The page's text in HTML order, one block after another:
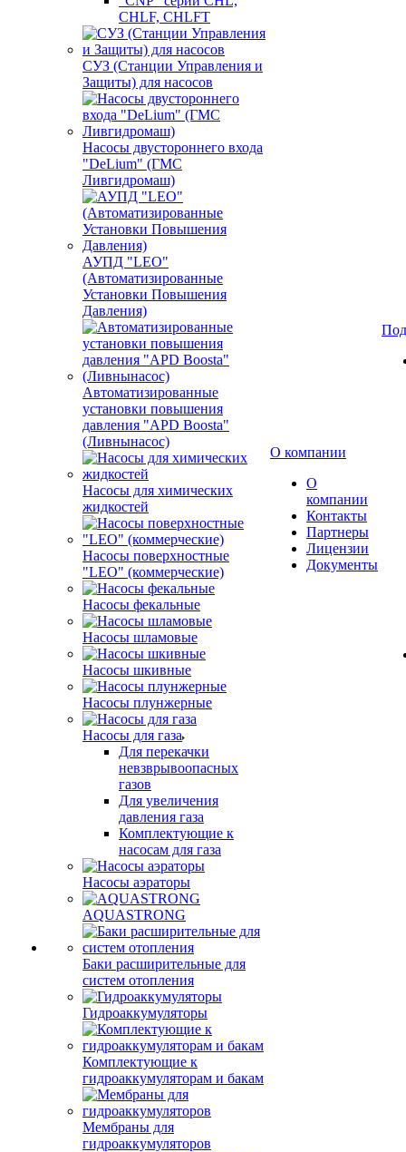
CHLF, CHLFT
СУЗ (Станции Управления и
Защиты) для насосов
Насосы двустороннего входа
"DeLium" (ГМС
Ливгидромаш)
АУПД "LEO"
(Автоматизированные
Установки Повышения
Давления)
Автоматизированные
установки повышения
давления "APD Boosta"
(Ливнынасос)
Насосы для химических
жидкостей
Насосы поверхностные
"LEO" (коммерческие)
Насосы фекальные
Насосы шламовые
Насосы шкивные
Насосы плунжерные
Насосы для газа
Для перекачки
невзврывоопасных
газов
Для увеличения
давления газа
Комплектующие к
насосам для газа
Насосы аэраторы
AQUASTRONG
Баки расширительные для
систем отопления
Гидроаккумуляторы
Комплектующие к
гидроаккумуляторам и бакам
Мембраны для
гидроаккумуляторов
О компании
О
компании
Контакты
Партнеры
Лицензии
Документы